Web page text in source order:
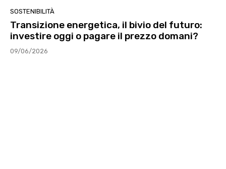
SOSTENIBILITÀ
Transizione energetica, il bivio del futuro:
investire oggi o pagare il prezzo domani?
09/06/2026